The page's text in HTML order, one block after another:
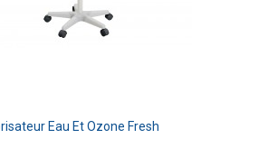
Eau Et Ozone Fresh